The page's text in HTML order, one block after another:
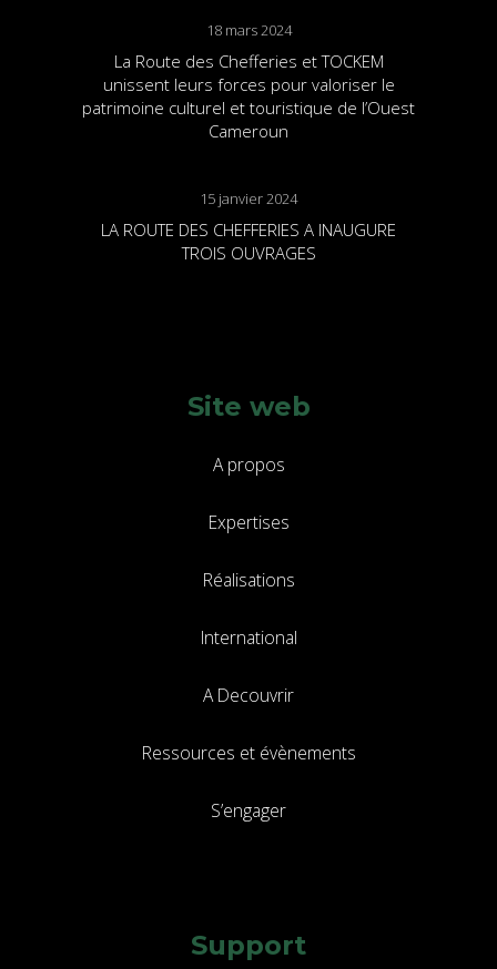
18 mars 2024
La Route des Chefferies et TOCKEM
unissent leurs forces pour valoriser le
patrimoine culturel et touristique de l’Ouest
Cameroun
15 janvier 2024
LA ROUTE DES CHEFFERIES A INAUGURE
TROIS OUVRAGES
Site web
A propos
Expertises
Réalisations
International
A Decouvrir
Ressources et évènements
S’engager
Support